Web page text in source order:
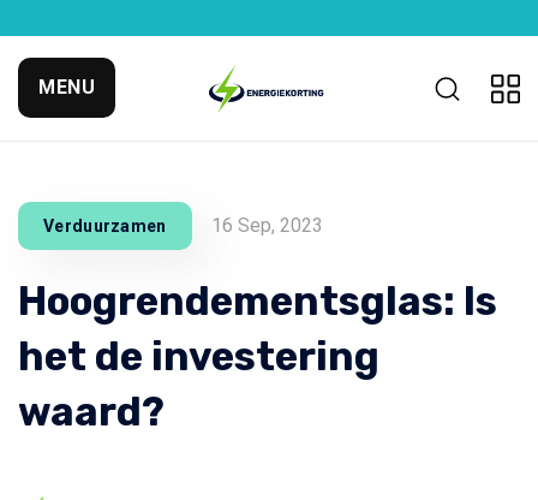
MENU
Verduurzamen 16 Sep, 2023
Hoogrendementsglas: Is
het de investering
waard?